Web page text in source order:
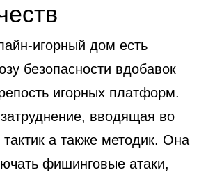
игорный дом есть
безопасности вдобавок
игорных платформ.
вводящая во
а также методик. Она
фишинговые атаки,